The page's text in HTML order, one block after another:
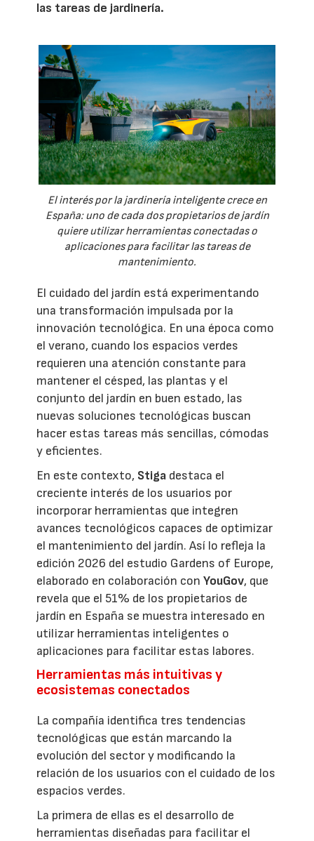
las tareas de jardinería.
El interés por la jardinería inteligente crece en
España: uno de cada dos propietarios de jardín
quiere utilizar herramientas conectadas o
aplicaciones para facilitar las tareas de
mantenimiento.
El cuidado del jardín está experimentando
una transformación impulsada por la
innovación tecnológica. En una época como
el verano, cuando los espacios verdes
requieren una atención constante para
mantener el césped, las plantas y el
conjunto del jardín en buen estado, las
nuevas soluciones tecnológicas buscan
hacer estas tareas más sencillas, cómodas
y eficientes.
En este contexto, Stiga destaca el
creciente interés de los usuarios por
incorporar herramientas que integren
avances tecnológicos capaces de optimizar
el mantenimiento del jardín. Así lo refleja la
edición 2026 del estudio Gardens of Europe,
elaborado en colaboración conYouGov, que
revela que el 51% de los propietarios de
jardín en España se muestra interesado en
utilizar herramientas inteligentes o
aplicaciones para facilitar estas labores.
Herramientas más intuitivas y
ecosistemas conectados
La compañía identifica tres tendencias
tecnológicas que están marcando la
evolución del sector y modificando la
relación de los usuarios con el cuidado de los
espacios verdes.
La primera de ellas es el desarrollo de
herramientas diseñadas para facilitar el